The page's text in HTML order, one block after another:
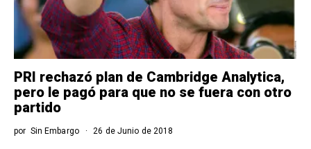
PRI rechazó plan de Cambridge Analytica,
pero le pagó para que no se fuera con otro
partido
por Sin Embargo 26 de Junio de 2018